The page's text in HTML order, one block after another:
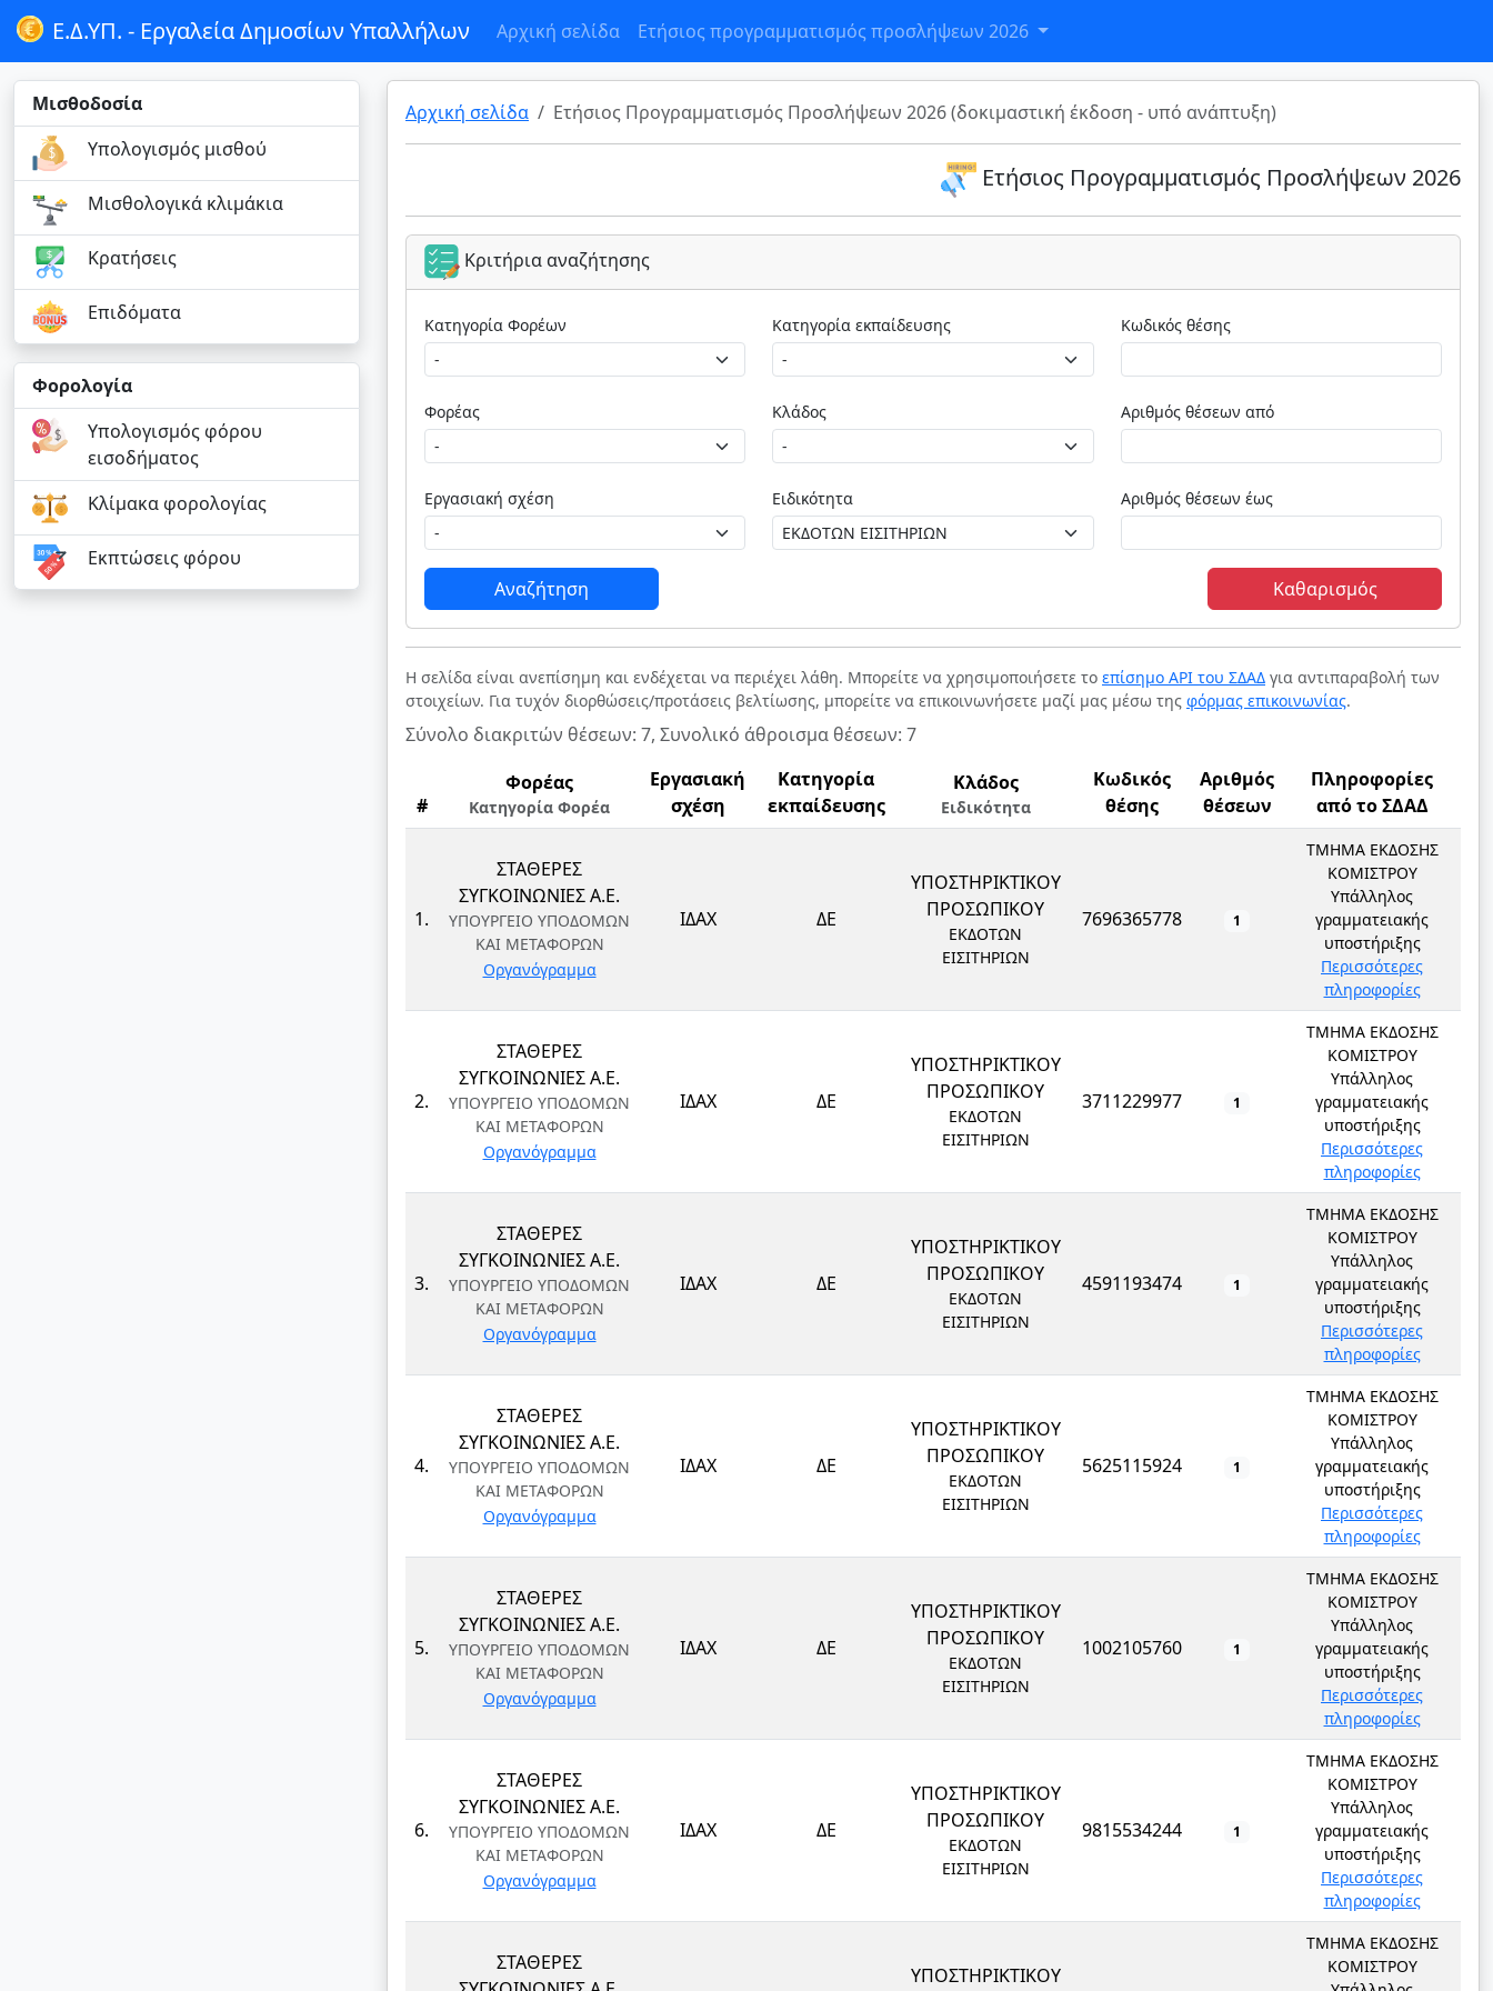
Ε.Δ.ΥΠ. - Εργαλεία Δημοσίων Υπαλλήλων Αρχική σελίδα Ετήσιος προγραμματισμός προσλήψεων 2026
Μισθοδοσία
Υπολογισμός μισθού
Μισθολογικά κλιμάκια
Κρατήσεις
Επιδόματα
Φορολογία
Υπολογισμός φόρου
εισοδήματος
Κλίμακα φορολογίας
Εκπτώσεις φόρου
Αρχική σελίδα Ετήσιος Προγραμματισμός Προσλήψεων 2026 (δοκιμαστική έκδοση - υπό ανάπτυξη)
Ετήσιος Προγραμματισμός Προσλήψεων 2026
Κριτήρια αναζήτησης
Κατηγορία Φορέων
Φορέας
Εργασιακή σχέση
Κατηγορία εκπαίδευσης
Κλάδος
Ειδικότητα
Κωδικός θέσης
Αριθμός θέσεων από
Αριθμός θέσεων έως
Αναζήτηση Καθαρισμός
Η σελίδα είναι ανεπίσημη και ενδέχεται να περιέχει λάθη. Μπορείτε να χρησιμοποιήσετε το επίσημο API του ΣΔΑΔ για αντιπαραβολή των
στοιχείων. Για τυχόν διορθώσεις/προτάσεις βελτίωσης, μπορείτε να επικοινωνήσετε μαζί μας μέσω της φόρμας επικοινωνίας.
Σύνολο διακριτών θέσεων: 7, Συνολικό άθροισμα θέσεων: 7
#
Φορέας
Κατηγορία Φορέα
Εργασιακή
σχέση
Κατηγορία
εκπαίδευσης
Κλάδος
Ειδικότητα
Κωδικός
θέσης
Αριθμός
θέσεων
Πληροφορίες
από το ΣΔΑΔ
1.
ΣΤΑΘΕΡΕΣ
ΣΥΓΚΟΙΝΩΝΙΕΣ Α.Ε.
ΥΠΟΥΡΓΕΙΟ ΥΠΟΔΟΜΩΝ
ΚΑΙ ΜΕΤΑΦΟΡΩΝ
Οργανόγραμμα
ΙΔΑΧ ΔΕ
ΥΠΟΣΤΗΡΙΚΤΙΚΟΥ
ΠΡΟΣΩΠΙΚΟΥ
ΕΚΔΟΤΩΝ
ΕΙΣΙΤΗΡΙΩΝ
7696365778 1
ΤΜΗΜΑ ΕΚΔΟΣΗΣ
ΚΟΜΙΣΤΡΟΥ
Υπάλληλος
γραμματειακής
υποστήριξης
Περισσότερες
πληροφορίες
2.
ΣΤΑΘΕΡΕΣ
ΣΥΓΚΟΙΝΩΝΙΕΣ Α.Ε.
ΥΠΟΥΡΓΕΙΟ ΥΠΟΔΟΜΩΝ
ΚΑΙ ΜΕΤΑΦΟΡΩΝ
Οργανόγραμμα
ΙΔΑΧ ΔΕ
ΥΠΟΣΤΗΡΙΚΤΙΚΟΥ
ΠΡΟΣΩΠΙΚΟΥ
ΕΚΔΟΤΩΝ
ΕΙΣΙΤΗΡΙΩΝ
3711229977 1
ΤΜΗΜΑ ΕΚΔΟΣΗΣ
ΚΟΜΙΣΤΡΟΥ
Υπάλληλος
γραμματειακής
υποστήριξης
Περισσότερες
πληροφορίες
3.
ΣΤΑΘΕΡΕΣ
ΣΥΓΚΟΙΝΩΝΙΕΣ Α.Ε.
ΥΠΟΥΡΓΕΙΟ ΥΠΟΔΟΜΩΝ
ΚΑΙ ΜΕΤΑΦΟΡΩΝ
Οργανόγραμμα
ΙΔΑΧ ΔΕ
ΥΠΟΣΤΗΡΙΚΤΙΚΟΥ
ΠΡΟΣΩΠΙΚΟΥ
ΕΚΔΟΤΩΝ
ΕΙΣΙΤΗΡΙΩΝ
4591193474 1
ΤΜΗΜΑ ΕΚΔΟΣΗΣ
ΚΟΜΙΣΤΡΟΥ
Υπάλληλος
γραμματειακής
υποστήριξης
Περισσότερες
πληροφορίες
4.
ΣΤΑΘΕΡΕΣ
ΣΥΓΚΟΙΝΩΝΙΕΣ Α.Ε.
ΥΠΟΥΡΓΕΙΟ ΥΠΟΔΟΜΩΝ
ΚΑΙ ΜΕΤΑΦΟΡΩΝ
Οργανόγραμμα
ΙΔΑΧ ΔΕ
ΥΠΟΣΤΗΡΙΚΤΙΚΟΥ
ΠΡΟΣΩΠΙΚΟΥ
ΕΚΔΟΤΩΝ
ΕΙΣΙΤΗΡΙΩΝ
5625115924 1
ΤΜΗΜΑ ΕΚΔΟΣΗΣ
ΚΟΜΙΣΤΡΟΥ
Υπάλληλος
γραμματειακής
υποστήριξης
Περισσότερες
πληροφορίες
5.
ΣΤΑΘΕΡΕΣ
ΣΥΓΚΟΙΝΩΝΙΕΣ Α.Ε.
ΥΠΟΥΡΓΕΙΟ ΥΠΟΔΟΜΩΝ
ΚΑΙ ΜΕΤΑΦΟΡΩΝ
Οργανόγραμμα
ΙΔΑΧ ΔΕ
ΥΠΟΣΤΗΡΙΚΤΙΚΟΥ
ΠΡΟΣΩΠΙΚΟΥ
ΕΚΔΟΤΩΝ
ΕΙΣΙΤΗΡΙΩΝ
1002105760 1
ΤΜΗΜΑ ΕΚΔΟΣΗΣ
ΚΟΜΙΣΤΡΟΥ
Υπάλληλος
γραμματειακής
υποστήριξης
Περισσότερες
πληροφορίες
6.
ΣΤΑΘΕΡΕΣ
ΣΥΓΚΟΙΝΩΝΙΕΣ Α.Ε.
ΥΠΟΥΡΓΕΙΟ ΥΠΟΔΟΜΩΝ
ΚΑΙ ΜΕΤΑΦΟΡΩΝ
Οργανόγραμμα
ΙΔΑΧ ΔΕ
ΥΠΟΣΤΗΡΙΚΤΙΚΟΥ
ΠΡΟΣΩΠΙΚΟΥ
ΕΚΔΟΤΩΝ
ΕΙΣΙΤΗΡΙΩΝ
9815534244 1
ΤΜΗΜΑ ΕΚΔΟΣΗΣ
ΚΟΜΙΣΤΡΟΥ
Υπάλληλος
γραμματειακής
υποστήριξης
Περισσότερες
πληροφορίες
ΣΤΑΘΕΡΕΣ
ΥΠΟΣΤΗΡΙΚΤΙΚΟΥ
ΤΜΗΜΑ ΕΚΔΟΣΗΣ
ΚΟΜΙΣΤΡΟΥ